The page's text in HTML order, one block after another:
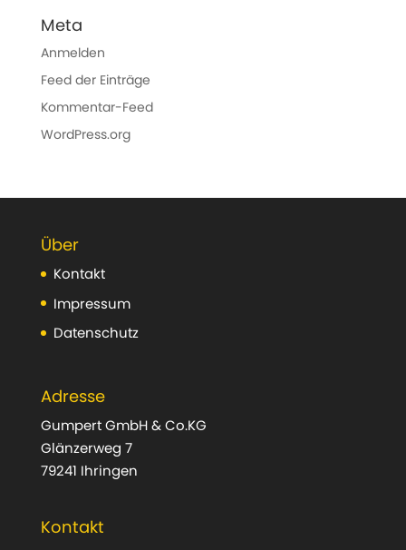
Meta
Anmelden
Feed der Einträge
Kommentar-Feed
WordPress.org
Über
Kontakt
Impressum
Datenschutz
Adresse
Gumpert GmbH & Co.KG
Glänzerweg 7
79241 Ihringen
Kontakt